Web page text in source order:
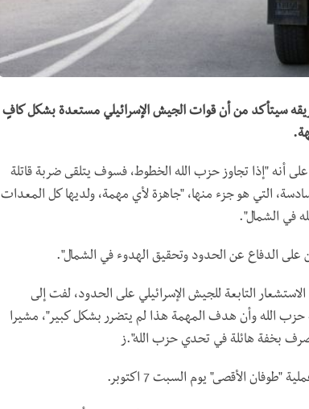
سيتأكد من أن قوات الجيش الإسرائيلي مستعدة بشكل كافٍ
أنه "إذا تجاوز حزب الله الخطوط، فسوف يتلقى ضربة قاتلة
التي هو جزء منها، "جاهزة لأي مهمة، ولديها كل المعدات
في الشمال".
الدفاع عن الحدود وتحقيق الهدوء في الشمال".
التابعة للجيش الإسرائيلي على الحدود، لفت إلى
حزب الله وأن هدف المهمة هذا لم يتضرر بشكل كبير"، مشيرا
بخفة هائلة في تحدي حزب الله".ز
الأقصى" يوم السبت 7 اكتوبر.